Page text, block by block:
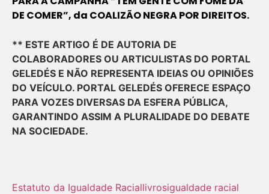
DE COMER”, da COALIZÃO NEGRA POR DIREITOS.
** ESTE ARTIGO É DE AUTORIA DE
COLABORADORES OU ARTICULISTAS DO PORTAL
GELEDÉS E NÃO REPRESENTA IDEIAS OU OPINIÕES
DO VEÍCULO. PORTAL GELEDÉS OFERECE ESPAÇO
PARA VOZES DIVERSAS DA ESFERA PÚBLICA,
GARANTINDO ASSIM A PLURALIDADE DO DEBATE
NA SOCIEDADE.
Estatuto da Igualdade Raciallivrosigualdade racial